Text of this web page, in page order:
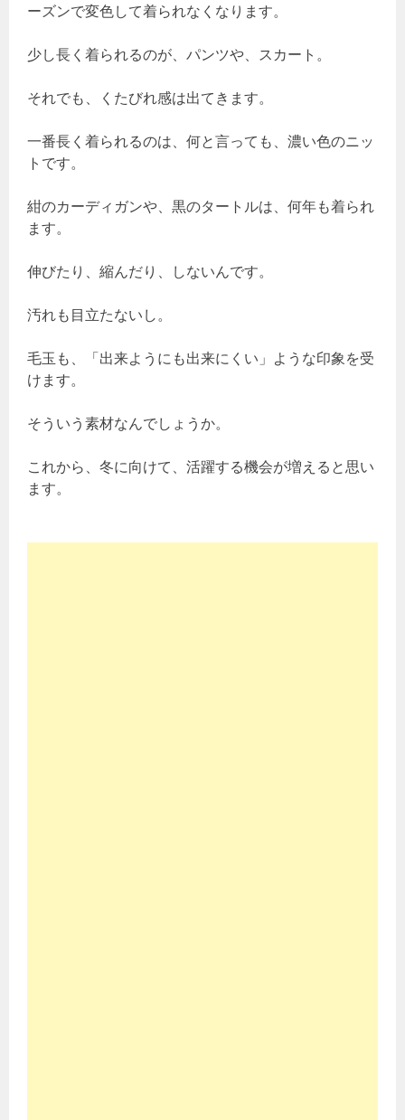
ーズンで変色して着られなくなります。
少し長く着られるのが、パンツや、スカート。
それでも、くたびれ感は出てきます。
一番長く着られるのは、何と言っても、濃い色のニッ
トです。
紺のカーディガンや、黒のタートルは、何年も着られ
ます。
伸びたり、縮んだり、しないんです。
汚れも目立たないし。
毛玉も、「出来ようにも出来にくい」ような印象を受
けます。
そういう素材なんでしょうか。
これから、冬に向けて、活躍する機会が増えると思い
ます。